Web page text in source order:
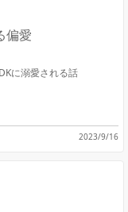
偏愛
に溺愛される話
2023/9/16